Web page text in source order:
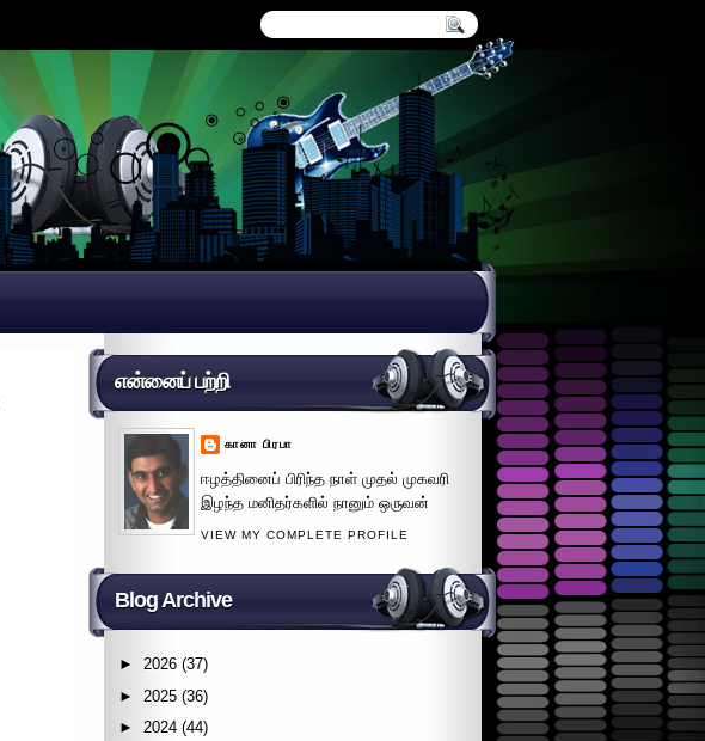
என்னைப் பற்றி
கானா பிரபா
ஈழத்தினைப் பிரிந்த நாள் முதல் முகவரி
இழந்த மனிதர்களில் நானும் ஒருவன்
VIEW MY COMPLETE PROFILE
Blog Archive
► 2026 (37)
► 2025 (36)
► 2024 (44)